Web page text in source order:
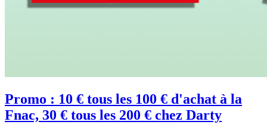
Promo : 10 € tous les 100 € d'achat à la
Fnac, 30 € tous les 200 € chez Darty